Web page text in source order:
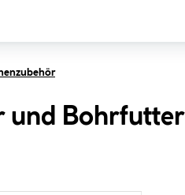
und Bohrfutter